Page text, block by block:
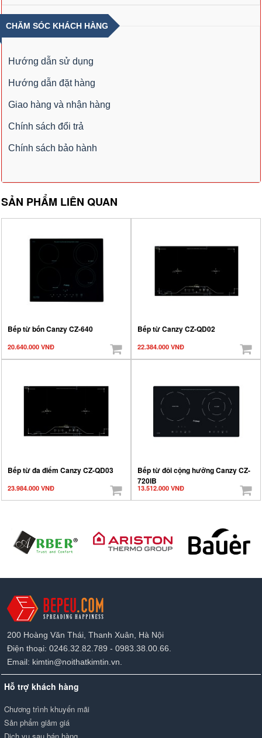
CHĂM SÓC KHÁCH HÀNG
Hướng dẫn sử dụng
Hướng dẫn đặt hàng
Giao hàng và nhận hàng
Chính sách đổi trả
Chính sách bảo hành
SẢN PHẨM LIÊN QUAN
Bếp từ bốn Canzy CZ-640
20.640.000 VNĐ
Bếp từ Canzy CZ-QD02
22.384.000 VNĐ
Bếp từ đa điểm Canzy CZ-QD03
23.984.000 VNĐ
Bếp từ đôi cộng hưởng Canzy CZ-
720IB
13.512.000 VNĐ
200 Hoàng Văn Thái, Thanh Xuân, Hà Nội
Điện thoại: 0246.32.82.789 - 0983.38.00.66.
Email: kimtin@noithatkimtin.vn.
Hỗ trợ khách hàng
Chương trình khuyến mãi
Sản phẩm giảm giá
Dịch vụ sau bán hàng